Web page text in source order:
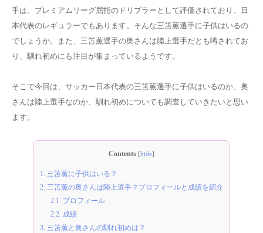
手は、プレミアムリーグ屈指のドリブラーとして評価されており、日
本代表のレギュラーでもあります。そんな三笘薫選手に子供はいるの
でしょうか。また、三笘薫選手の奥さんは陸上選手だとも噂されてお
り、馴れ初めにも注目が集まっているようです。
そこで今回は、サッカー日本代表の三笘薫選手に子供はいるのか、奥
さんは陸上選手なのか、馴れ初めについても調査していきたいと思い
ます。
Contents [hide]
1. 三笘薫に子供はいる？
2. 三笘薫の奥さんは陸上選手？プロフィールと成績を紹介
2.1. プロフィール
2.2. 成績
3. 三笘薫と奥さんの馴れ初めは？